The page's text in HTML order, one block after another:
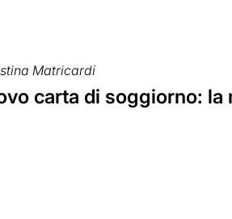
Matricardi
carta di soggiorno: la